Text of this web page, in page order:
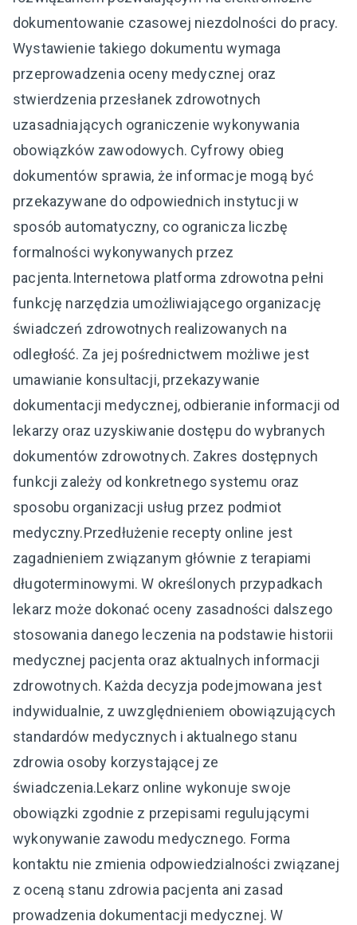
dokumentowanie czasowej niezdolności do pracy.
Wystawienie takiego dokumentu wymaga
przeprowadzenia oceny medycznej oraz
stwierdzenia przesłanek zdrowotnych
uzasadniających ograniczenie wykonywania
obowiązków zawodowych. Cyfrowy obieg
dokumentów sprawia, że informacje mogą być
przekazywane do odpowiednich instytucji w
sposób automatyczny, co ogranicza liczbę
formalności wykonywanych przez
pacjenta.Internetowa platforma zdrowotna pełni
funkcję narzędzia umożliwiającego organizację
świadczeń zdrowotnych realizowanych na
odległość. Za jej pośrednictwem możliwe jest
umawianie konsultacji, przekazywanie
dokumentacji medycznej, odbieranie informacji od
lekarzy oraz uzyskiwanie dostępu do wybranych
dokumentów zdrowotnych. Zakres dostępnych
funkcji zależy od konkretnego systemu oraz
sposobu organizacji usług przez podmiot
medyczny.Przedłużenie recepty online jest
zagadnieniem związanym głównie z terapiami
długoterminowymi. W określonych przypadkach
lekarz może dokonać oceny zasadności dalszego
stosowania danego leczenia na podstawie historii
medycznej pacjenta oraz aktualnych informacji
zdrowotnych. Każda decyzja podejmowana jest
indywidualnie, z uwzględnieniem obowiązujących
standardów medycznych i aktualnego stanu
zdrowia osoby korzystającej ze
świadczenia.Lekarz online wykonuje swoje
obowiązki zgodnie z przepisami regulującymi
wykonywanie zawodu medycznego. Forma
kontaktu nie zmienia odpowiedzialności związanej
z oceną stanu zdrowia pacjenta ani zasad
prowadzenia dokumentacji medycznej. W